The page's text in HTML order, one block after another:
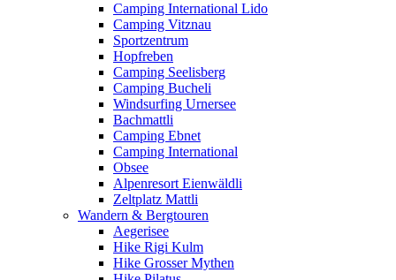
Camping International Lido
Camping Vitznau
Sportzentrum
Hopfreben
Camping Seelisberg
Camping Bucheli
Windsurfing Urnersee
Bachmattli
Camping Ebnet
Camping International
Obsee
Alpenresort Eienwäldli
Zeltplatz Mattli
Wandern & Bergtouren
Aegerisee
Hike Rigi Kulm
Hike Grosser Mythen